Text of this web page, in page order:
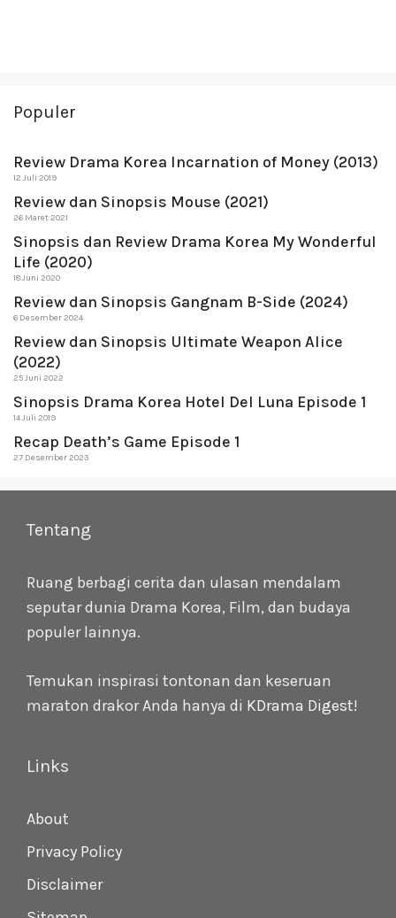
Populer
Review Drama Korea Incarnation of Money (2013)
12 Juli 2019
Review dan Sinopsis Mouse (2021)
26 Maret 2021
Sinopsis dan Review Drama Korea My Wonderful
Life (2020)
18 Juni 2020
Review dan Sinopsis Gangnam B-Side (2024)
6 Desember 2024
Review dan Sinopsis Ultimate Weapon Alice
(2022)
25 Juni 2022
Sinopsis Drama Korea Hotel Del Luna Episode 1
14 Juli 2019
Recap Death’s Game Episode 1
27 Desember 2023
Tentang
Ruang berbagi cerita dan ulasan mendalam
seputar dunia Drama Korea, Film, dan budaya
populer lainnya.
Temukan inspirasi tontonan dan keseruan
maraton drakor Anda hanya di KDrama Digest!
Links
About
Privacy Policy
Disclaimer